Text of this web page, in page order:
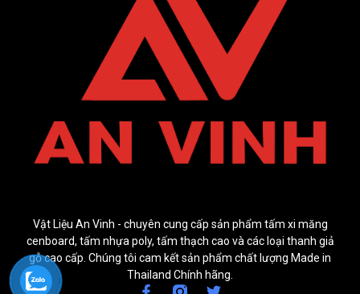
Vật Liệu An Vinh - chuyên cung cấp sản phẩm tấm xi măng
cenboard, tấm nhựa poly, tấm thạch cao và các loại thanh giả
gỗ cao cấp. Chúng tôi cam kết sản phẩm chất lượng Made in
Thailand Chính hãng.